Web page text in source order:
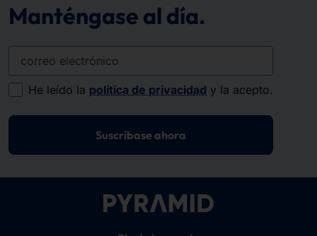
Manténgase al día.
correo electrónico
He leído la política de privacidad y la acepto.
Suscríbase ahora